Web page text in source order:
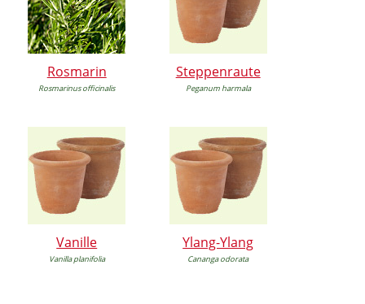
Rosmarin
Rosmarinus officinalis
Steppenraute
Peganum harmala
Vanille
Vanilla planifolia
Ylang-Ylang
Cananga odorata